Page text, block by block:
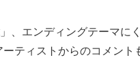
、エンディングテーマに
ティストからのコメント